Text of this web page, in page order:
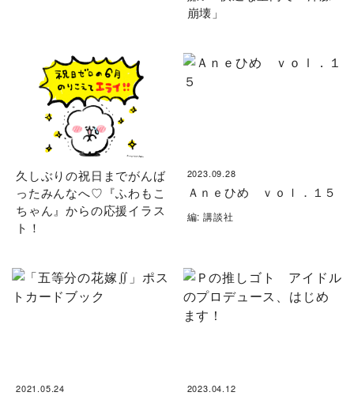
崩壊」
久しぶりの祝日までがんば
ったみんなへ♡『ふわもこ
ちゃん』からの応援イラス
ト！
2023.09.28
Ａｎｅひめ ｖｏｌ．１５
編: 講談社
2021.05.24 2023.04.12